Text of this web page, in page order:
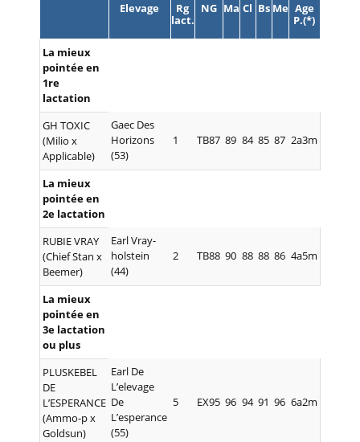
Elevage
Rg
lact.
NG Ma Cl Bs Me Age
P.(*)
La mieux
pointée en
1re
lactation
GH TOXIC
(Milio x
Applicable)
Gaec Des
Horizons
(53)
1 TB87 89 84 85 87 2a3m
La mieux
pointée en
2e lactation
RUBIE VRAY
(Chief Stan x
Beemer)
Earl Vray-
holstein
(44)
2 TB88 90 88 88 86 4a5m
La mieux
pointée en
3e lactation
ou plus
PLUSKEBEL
DE
L’ESPERANCE
(Ammo-p x
Goldsun)
Earl De
L’elevage
De
L’esperance
(55)
5 EX95 96 94 91 96 6a2m